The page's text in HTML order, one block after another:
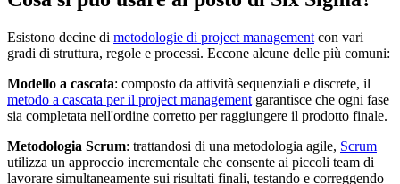
Esistono decine di metodologie di project management con vari
gradi di struttura, regole e processi. Eccone alcune delle più comuni:
Modello a cascata: composto da attività sequenziali e discrete, il
metodo a cascata per il project management garantisce che ogni fase
sia completata nell'ordine corretto per raggiungere il prodotto finale.
Metodologia Scrum: trattandosi di una metodologia agile, Scrum
utilizza un approccio incrementale che consente ai piccoli team di
lavorare simultaneamente sui risultati finali, testando e correggendo